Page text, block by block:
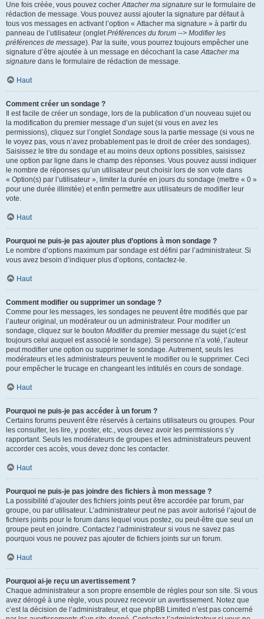
Une fois créée, vous pouvez cocherAttacher ma signature sur le formulaire de
rédaction de message. Vous pouvez aussi ajouter la signature par défaut à
tous vos messages en activant l’option « Attacher ma signature » à partir du
panneau de l’utilisateur (ongletPréférences du forum --> Modifier les
préférences de message). Par la suite, vous pourrez toujours empêcher une
signature d’être ajoutée à un message en décochant la caseAttacher ma
signature dans le formulaire de rédaction de message.
Haut
Comment créer un sondage ?
Il est facile de créer un sondage, lors de la publication d’un nouveau sujet ou
la modification du premier message d’un sujet (si vous en avez les
permissions), cliquez sur l’ongletSondage sous la partie message (si vous ne
le voyez pas, vous n’avez probablement pas le droit de créer des sondages).
Saisissez le titre du sondage et au moins deux options possibles, saisissez
une option par ligne dans le champ des réponses. Vous pouvez aussi indiquer
le nombre de réponses qu’un utilisateur peut choisir lors de son vote dans
« Option(s) par l’utilisateur », limiter la durée en jours du sondage (mettre « 0 »
pour une durée illimitée) et enfin permettre aux utilisateurs de modifier leur
vote.
Haut
Pourquoi ne puis-je pas ajouter plus d’options à mon sondage ?
Le nombre d’options maximum par sondage est défini par l’administrateur. Si
vous avez besoin d’indiquer plus d’options, contactez-le.
Haut
Comment modifier ou supprimer un sondage ?
Comme pour les messages, les sondages ne peuvent être modifiés que par
l’auteur original, un modérateur ou un administrateur. Pour modifier un
sondage, cliquez sur le bouton Modifierdu premier message du sujet (c’est
toujours celui auquel est associé le sondage). Si personne n’a voté, l’auteur
peut modifier une option ou supprimer le sondage. Autrement, seuls les
modérateurs et les administrateurs peuvent le modifier ou le supprimer. Ceci
pour empêcher le trucage en changeant les intitulés en cours de sondage.
Haut
Pourquoi ne puis-je pas accéder à un forum ?
Certains forums peuvent être réservés à certains utilisateurs ou groupes. Pour
les consulter, les lire, y poster, etc., vous devez avoir les permissions s’y
rapportant. Seuls les modérateurs de groupes et les administrateurs peuvent
accorder ces accès, vous devez donc les contacter.
Haut
Pourquoi ne puis-je pas joindre des fichiers à mon message ?
La possibilité d’ajouter des fichiers joints peut être accordée par forum, par
groupe, ou par utilisateur. L’administrateur peut ne pas avoir autorisé l’ajout de
fichiers joints pour le forum dans lequel vous postez, ou peut-être que seul un
groupe peut en joindre. Contactez l’administrateur si vous ne savez pas
pourquoi vous ne pouvez pas ajouter de fichiers joints sur un forum.
Haut
Pourquoi ai-je reçu un avertissement ?
Chaque administrateur a son propre ensemble de règles pour son site. Si vous
avez dérogé à une règle, vous pouvez recevoir un avertissement. Notez que
c’est la décision de l’administrateur, et que phpBB Limited n’est pas concerné